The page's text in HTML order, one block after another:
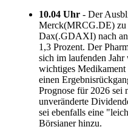
10.04 Uhr - Der
Merck(MRCG.DE) zu
Dax(.GDAXI) nach
1,3 Prozent. Der
sich im laufenden Jahr
wichtiges Medikament
einen
Prognose für 2026 sei
unveränderte
sei ebenfalls eine
Börsianer hinzu.